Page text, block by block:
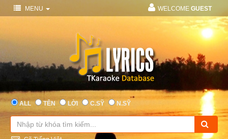
MENU WELCOME GUEST
ALL TÊN LỜI C.SỸ N.SỸ